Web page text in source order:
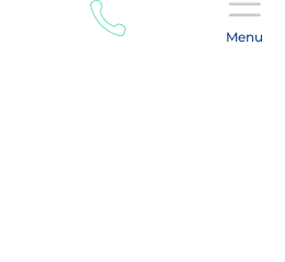
Menu